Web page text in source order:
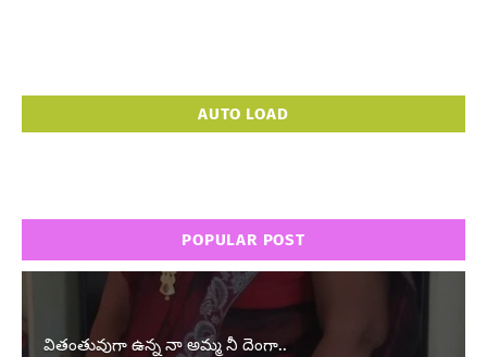
AUTO LOAD
POPULAR POST
వితంతువుగా ఉన్న నా అమ్మ నీ దెంగా..